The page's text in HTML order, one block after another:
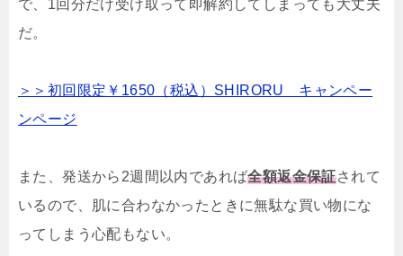
で、1回分だけ受け取って即解約してしまっても大丈夫
だ。
＞＞初回限定￥1650（税込）SHIRORU キャンペー
ンページ
また、発送から2週間以内であれば全額返金保証されて
いるので、肌に合わなかったときに無駄な買い物にな
ってしまう心配もない。